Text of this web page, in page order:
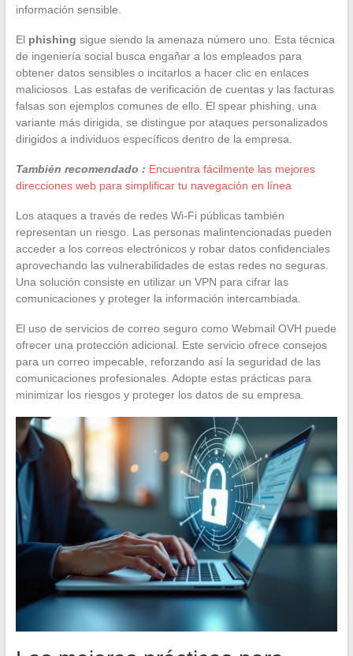
información sensible.
El phishing sigue siendo la amenaza número uno. Esta técnica
de ingeniería social busca engañar a los empleados para
obtener datos sensibles o incitarlos a hacer clic en enlaces
maliciosos. Las estafas de verificación de cuentas y las facturas
falsas son ejemplos comunes de ello. El spear phishing, una
variante más dirigida, se distingue por ataques personalizados
dirigidos a individuos específicos dentro de la empresa.
También recomendado : Encuentra fácilmente las mejores
direcciones web para simplificar tu navegación en línea
Los ataques a través de redes Wi-Fi públicas también
representan un riesgo. Las personas malintencionadas pueden
acceder a los correos electrónicos y robar datos confidenciales
aprovechando las vulnerabilidades de estas redes no seguras.
Una solución consiste en utilizar un VPN para cifrar las
comunicaciones y proteger la información intercambiada.
El uso de servicios de correo seguro como Webmail OVH puede
ofrecer una protección adicional. Este servicio ofrece consejos
para un correo impecable, reforzando así la seguridad de las
comunicaciones profesionales. Adopte estas prácticas para
minimizar los riesgos y proteger los datos de su empresa.